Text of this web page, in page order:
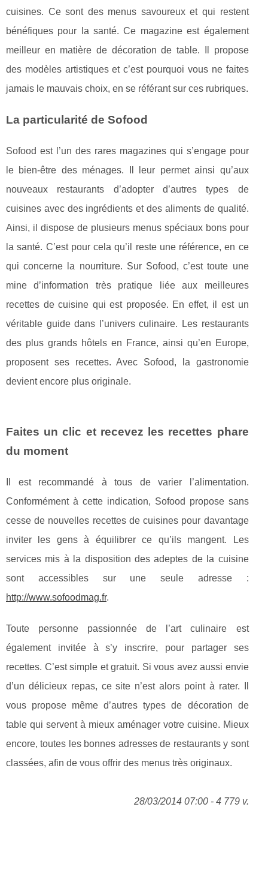
cuisines. Ce sont des menus savoureux et qui restent
bénéfiques pour la santé. Ce magazine est également
meilleur en matière de décoration de table. Il propose
des modèles artistiques et c’est pourquoi vous ne faites
jamais le mauvais choix, en se référant sur ces rubriques.
La particularité de Sofood
Sofood est l’un des rares magazines qui s’engage pour
le bien-être des ménages. Il leur permet ainsi qu’aux
nouveaux restaurants d’adopter d’autres types de
cuisines avec des ingrédients et des aliments de qualité.
Ainsi, il dispose de plusieurs menus spéciaux bons pour
la santé. C’est pour cela qu’il reste une référence, en ce
qui concerne la nourriture. Sur Sofood, c’est toute une
mine d’information très pratique liée aux meilleures
recettes de cuisine qui est proposée. En effet, il est un
véritable guide dans l’univers culinaire. Les restaurants
des plus grands hôtels en France, ainsi qu’en Europe,
proposent ses recettes. Avec Sofood, la gastronomie
devient encore plus originale.
Faites un clic et recevez les recettes phare
du moment
Il est recommandé à tous de varier l’alimentation.
Conformément à cette indication, Sofood propose sans
cesse de nouvelles recettes de cuisines pour davantage
inviter les gens à équilibrer ce qu’ils mangent. Les
services mis à la disposition des adeptes de la cuisine
sont accessibles sur une seule adresse :
http://www.sofoodmag.fr.
Toute personne passionnée de l’art culinaire est
également invitée à s’y inscrire, pour partager ses
recettes. C’est simple et gratuit. Si vous avez aussi envie
d’un délicieux repas, ce site n’est alors point à rater. Il
vous propose même d’autres types de décoration de
table qui servent à mieux aménager votre cuisine. Mieux
encore, toutes les bonnes adresses de restaurants y sont
classées, afin de vous offrir des menus très originaux.
28/03/2014 07:00 - 4 779 v.